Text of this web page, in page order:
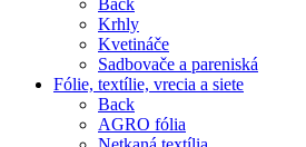
Back
Krhly
Kvetináče
Sadbovače a pareniská
Fólie, textílie, vrecia a siete
Back
AGRO fólia